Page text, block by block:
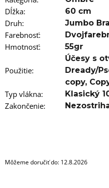
Dĺžka: 60 cm
Druh: Jumbo
Farebnosť:
Hmotnosť: 55gr
Použitie:
Účesy s
Dready/
copy,
Typ vlákna: Klasický
Zakončenie:
Môžeme doručiť do: 12.8.2026
m
FARBA
NA
IROIRO
-
PURPLE
€13,96